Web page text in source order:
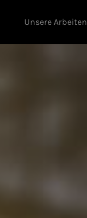
Unsere Arbeiten